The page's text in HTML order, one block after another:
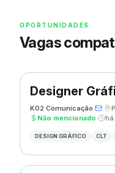
OPORTUNIDADES
Vagas
Designer
K02 Comunicação· ·
Não mencionado·
DESIGN GRÁFICO CLT